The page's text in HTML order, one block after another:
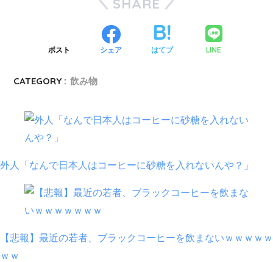
SHARE
ポスト シェア はてブ LINE
CATEGORY : 飲み物
外人「なんで日本人はコーヒーに砂糖を入れないんや？」
【悲報】最近の若者、ブラックコーヒーを飲まないｗｗｗｗｗ
ｗｗ